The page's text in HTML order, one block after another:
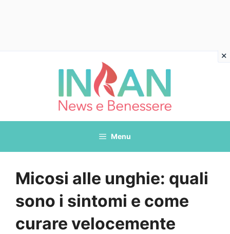
Menu
Micosi alle unghie: quali
sono i sintomi e come
curare velocemente